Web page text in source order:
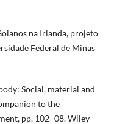
na Irlanda, projeto
Federal de Minas
Social, material and
to the
pp. 102–08. Wiley